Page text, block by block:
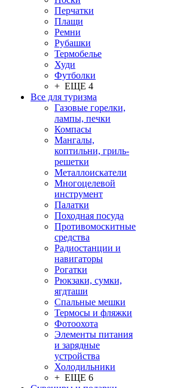
Перчатки
Плащи
Ремни
Рубашки
Термобелье
Худи
Футболки
+ ЕЩЕ 4
Все для туризма
Газовые горелки,
лампы, печки
Компасы
Мангалы,
коптильни, гриль-
решетки
Металлоискатели
Многоцелевой
инструмент
Палатки
Походная посуда
Противомоскитные
средства
Радиостанции и
навигаторы
Рогатки
Рюкзаки, сумки,
ягдташи
Спальные мешки
Термосы и фляжки
Фотоохота
Элементы питания
и зарядные
устройства
Холодильники
+ ЕЩЕ 6